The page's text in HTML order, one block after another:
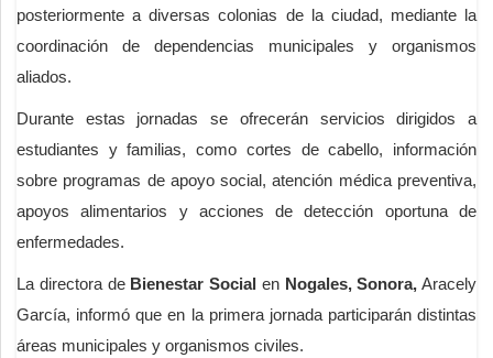
posteriormente a diversas colonias de la ciudad, mediante la
coordinación de dependencias municipales y organismos
aliados.
Durante estas jornadas se ofrecerán servicios dirigidos a
estudiantes y familias, como cortes de cabello, información
sobre programas de apoyo social, atención médica preventiva,
apoyos alimentarios y acciones de detección oportuna de
enfermedades.
La directora de Bienestar Social en Nogales, Sonora, Aracely
García, informó que en la primera jornada participarán distintas
áreas municipales y organismos civiles.